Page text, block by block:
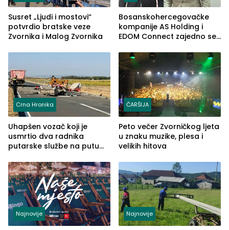
Susret „Ljudi i mostovi“
potvrdio bratske veze
Zvornika i Malog Zvornika
Bosanskohercegovačke
kompanije AS Holding i
EDOM Connect zajedno se
Crna Hronika
Uhapšen vozač koji je
usmrtio dva radnika
putarske službe na putu
(FOTO)
ČARŠIJA
Peto večer Zvorničkog ljeta
u znaku muzike, plesa i
velikih hitova
Najnovije Najnovije